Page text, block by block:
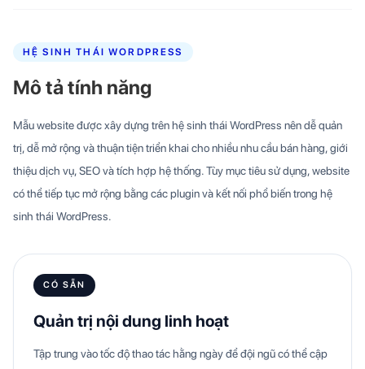
HỆ SINH THÁI WORDPRESS
Mô tả tính năng
Mẫu website được xây dựng trên hệ sinh thái WordPress nên dễ quản
trị, dễ mở rộng và thuận tiện triển khai cho nhiều nhu cầu bán hàng, giới
thiệu dịch vụ, SEO và tích hợp hệ thống. Tùy mục tiêu sử dụng, website
có thể tiếp tục mở rộng bằng các plugin và kết nối phổ biến trong hệ
sinh thái WordPress.
CÓ SẴN
Quản trị nội dung linh hoạt
Tập trung vào tốc độ thao tác hằng ngày để đội ngũ có thể cập